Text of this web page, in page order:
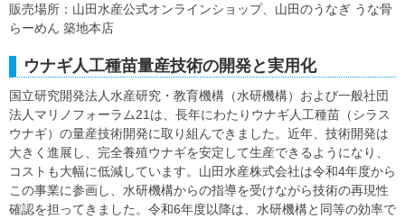
販売場所：山田水産公式オンラインショップ、山田のうなぎ うな骨
らーめん 築地本店
ウナギ人工種苗量産技術の開発と実用化
国立研究開発法人水産研究・教育機構（水研機構）および一般社団
法人マリノフォーラム21は、長年にわたりウナギ人工種苗（シラス
ウナギ）の量産技術開発に取り組んできました。近年、技術開発は
大きく進展し、完全養殖ウナギを安定して生産できるようになり、
コストも大幅に低減しています。山田水産株式会社は令和4年度から
この事業に参画し、水研機構からの指導を受けながら技術の再現性
確認を担ってきました。令和6年度以降は、水研機構と同等の効率で